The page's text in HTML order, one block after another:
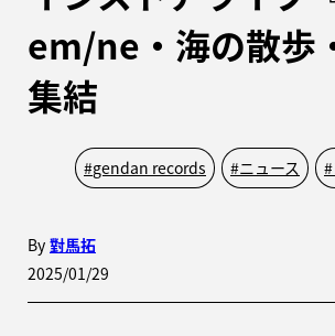
em/ne・海の散歩
集結
#gendan records #ニュース #
By 對馬拓
2025/01/29